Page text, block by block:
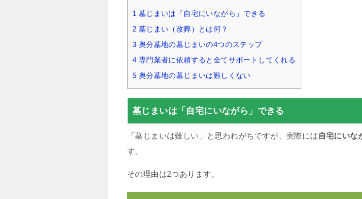
1 墓じまいは「自宅にいながら」できる
2 墓じまい（改葬）とは何？
3 奥分墓地の墓じまいの4つのステップ
4 専門業者に依頼すると全てサポートしてくれる
5 奥分墓地の墓じまいは難しくない
墓じまいは「自宅にいながら」できる
「墓じまいは難しい」と思われがちですが、実際には 自宅にいな
す。
その理由は2つあります。